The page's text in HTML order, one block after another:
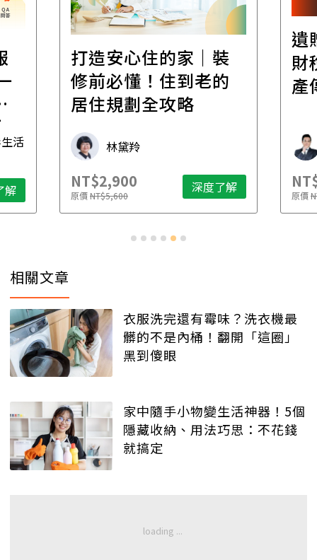
活
解
打造安心住的家｜裝
修前必懂！住到老的
居住規劃全攻略
林黛羚
NT$2,900
原價NT$5,600 深度了解
遺
財
產
原價
相關文章
衣服洗完還有霉味？洗衣機最
髒的不是內桶！翻開「這圈」
黑到傻眼
家中隨手小物變生活神器！5個
隱藏收納、用法巧思：不花錢
就搞定